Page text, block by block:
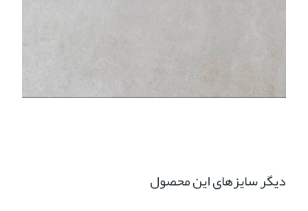
دیگر سایزهای این محصول